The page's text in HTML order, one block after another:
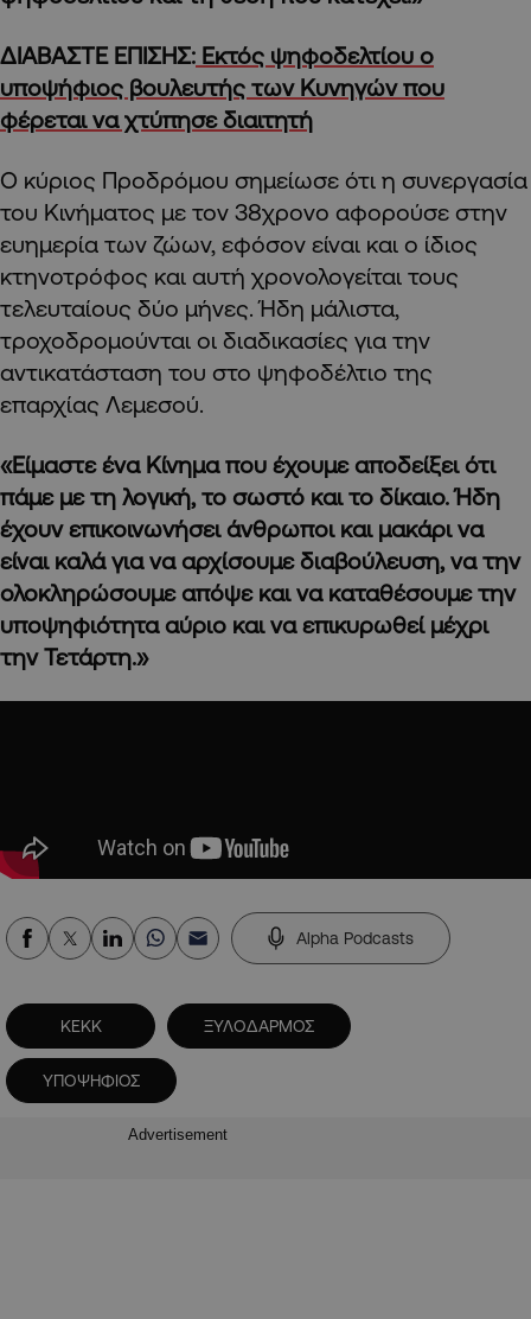
ΔΙΑΒΑΣΤΕ ΕΠΙΣΗΣ: Εκτός ψηφοδελτίου ο
υποψήφιος βουλευτής των Κυνηγών που
φέρεται να χτύπησε διαιτητή
Ο κύριος Προδρόμου σημείωσε ότι η συνεργασία
του Κινήματος με τον 38χρονο αφορούσε στην
ευημερία των ζώων, εφόσον είναι και ο ίδιος
κτηνοτρόφος και αυτή χρονολογείται τους
τελευταίους δύο μήνες. Ήδη μάλιστα,
τροχοδρομούνται οι διαδικασίες για την
αντικατάσταση του στο ψηφοδέλτιο της
επαρχίας Λεμεσού.
«Είμαστε ένα Κίνημα που έχουμε αποδείξει ότι
πάμε με τη λογική, το σωστό και το δίκαιο. Ήδη
έχουν επικοινωνήσει άνθρωποι και μακάρι να
είναι καλά για να αρχίσουμε διαβούλευση, να την
ολοκληρώσουμε απόψε και να καταθέσουμε την
υποψηφιότητα αύριο και να επικυρωθεί μέχρι
την Τετάρτη.»
Alpha Podcasts
ΚΕΚΚ ΞΥΛΟΔΑΡΜΟΣ
ΥΠΟΨΗΦΙΟΣ
Advertisement